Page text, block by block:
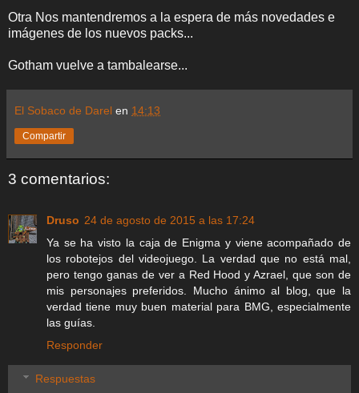
Otra Nos mantendremos a la espera de más novedades e
imágenes de los nuevos packs...
Gotham vuelve a tambalearse...
El Sobaco de Darel en 14:13
Compartir
3 comentarios:
Druso 24 de agosto de 2015 a las 17:24
Ya se ha visto la caja de Enigma y viene acompañado de
los robotejos del videojuego. La verdad que no está mal,
pero tengo ganas de ver a Red Hood y Azrael, que son de
mis personajes preferidos. Mucho ánimo al blog, que la
verdad tiene muy buen material para BMG, especialmente
las guías.
Responder
Respuestas